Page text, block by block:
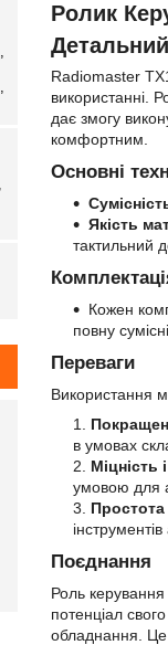
Ролик
Radiomaster
використанні.
дає змогу
комфортним.
Основні
Якість
тактильний
Кожен
повну
Переваги
Використання
в умовах
Міцність
умовою для
Поєднання
Роль
потенціал
обладнання. Це